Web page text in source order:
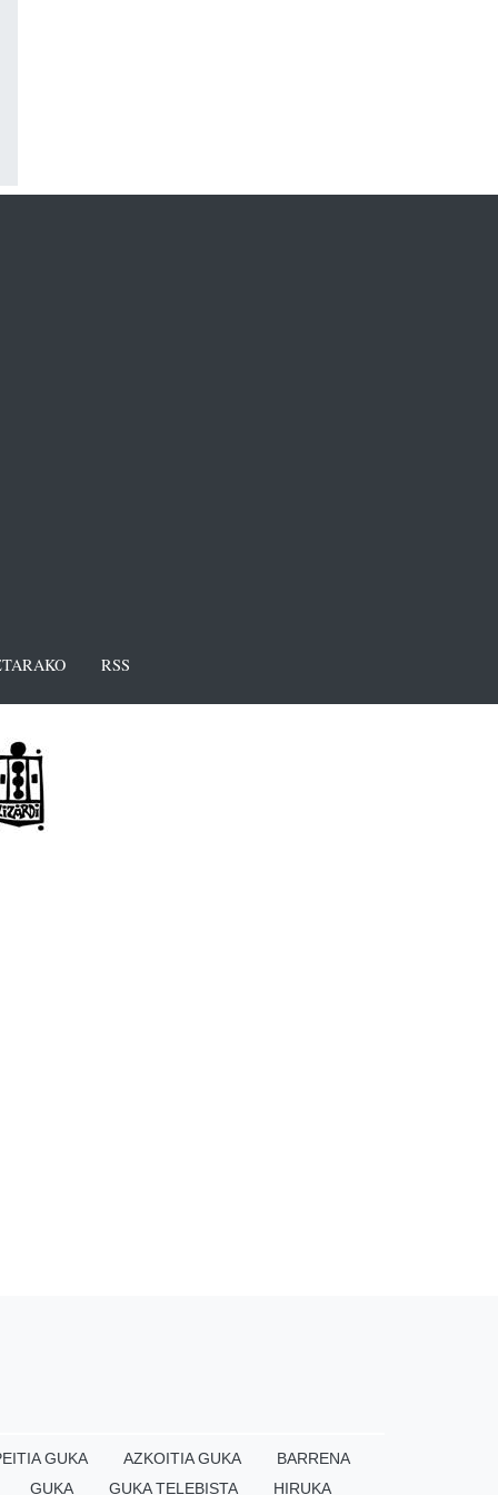
RSS
GUKA AZKOITIA GUKA
BARRENA
GUKA GUKA TELEBISTA HIRUKA